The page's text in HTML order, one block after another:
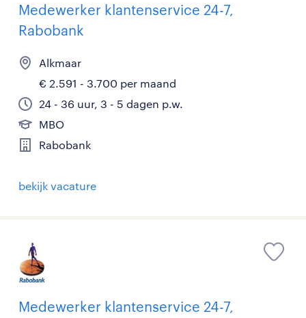
Medewerker klantenservice 24-7,
Rabobank
Alkmaar
€ 2.591 - 3.700 per maand
24 - 36 uur, 3 - 5 dagen p.w.
MBO
Rabobank
bekijk vacature
Medewerker klantenservice 24-7,